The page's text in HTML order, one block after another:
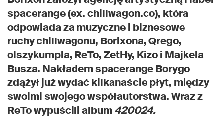
spacerange (ex. chillwagon.co), która
odpowiada za muzyczne i biznesowe
ruchy chillwagonu, Borixona, Qrego,
olszykumpla, ReTo, ZetHy, Kizo i Majkela
Busza. Nakładem spacerange Borygo
zdążył już wydać kilkanaście płyt, między
swoimi swojego współautorstwa. Wraz z
ReTo wypuścili album420024.